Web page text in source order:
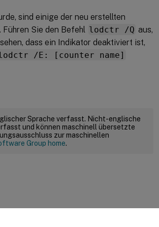
sind einige der neu erstellten
Sie den Befehl lodctr /Q aus,
dass ein Indikator deaktiviert ist,
/E: [counter name]
Sprache verfasst. Nicht-englische
und können maschinell übersetzte
zur maschinellen
Group home.